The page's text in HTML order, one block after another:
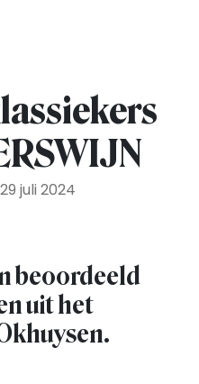
juli 2024
beoordeeld
uit het